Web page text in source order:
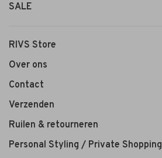
SALE
RIVS Store
Over ons
Contact
Verzenden
Ruilen & retourneren
Personal Styling / Private Shopping